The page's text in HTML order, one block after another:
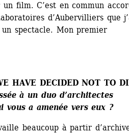
film. C’est en commun
d’Aubervilliers que
spectacle. Mon premier
HAVE DECIDED NOT TO
à un duo d’architectes
vous a amenée vers eux ?
beaucoup à partir